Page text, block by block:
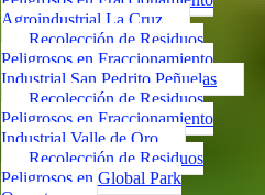
Agroindustrial La Cruz
Recolección de Residuos
Peligrosos en Fraccionamiento
Industrial San Pedrito Peñuelas
Recolección de Residuos
Peligrosos en Fraccionamiento
Industrial Valle de Oro
Recolección de Residuos
Peligrosos en Global Park